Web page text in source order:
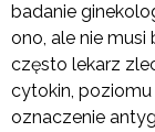
badanie
ono, ale nie
często lekarz
cytokin,
oznaczenie